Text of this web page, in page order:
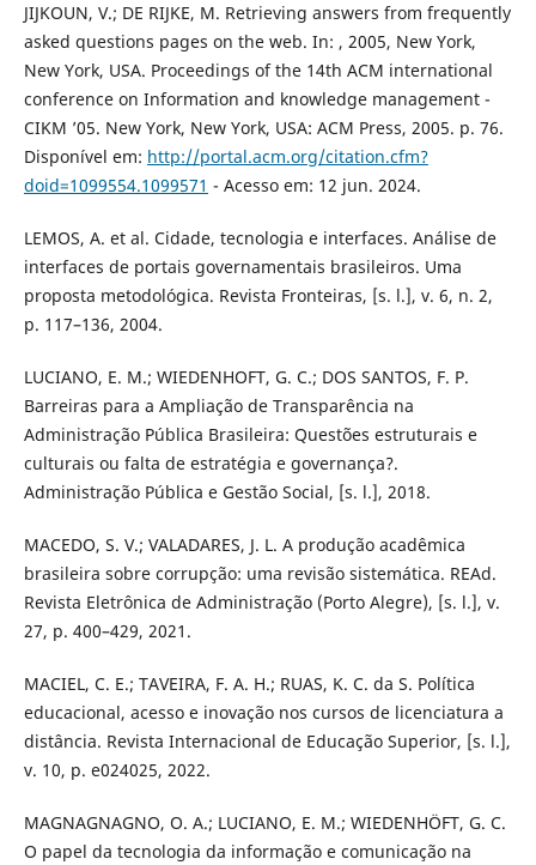
JIJKOUN, V.; DE RIJKE, M. Retrieving answers from frequently
asked questions pages on the web. In: , 2005, New York,
New York, USA. Proceedings of the 14th ACM international
conference on Information and knowledge management -
CIKM ’05. New York, New York, USA: ACM Press, 2005. p. 76.
Disponível em: http://portal.acm.org/citation.cfm?
doid=1099554.1099571 - Acesso em: 12 jun. 2024.
LEMOS, A. et al. Cidade, tecnologia e interfaces. Análise de
interfaces de portais governamentais brasileiros. Uma
proposta metodológica. Revista Fronteiras, [s. l.], v. 6, n. 2,
p. 117–136, 2004.
LUCIANO, E. M.; WIEDENHOFT, G. C.; DOS SANTOS, F. P.
Barreiras para a Ampliação de Transparência na
Administração Pública Brasileira: Questões estruturais e
culturais ou falta de estratégia e governança?.
Administração Pública e Gestão Social, [s. l.], 2018.
MACEDO, S. V.; VALADARES, J. L. A produção acadêmica
brasileira sobre corrupção: uma revisão sistemática. REAd.
Revista Eletrônica de Administração (Porto Alegre), [s. l.], v.
27, p. 400–429, 2021.
MACIEL, C. E.; TAVEIRA, F. A. H.; RUAS, K. C. da S. Política
educacional, acesso e inovação nos cursos de licenciatura a
distância. Revista Internacional de Educação Superior, [s. l.],
v. 10, p. e024025, 2022.
MAGNAGNAGNO, O. A.; LUCIANO, E. M.; WIEDENHÖFT, G. C.
O papel da tecnologia da informação e comunicação na